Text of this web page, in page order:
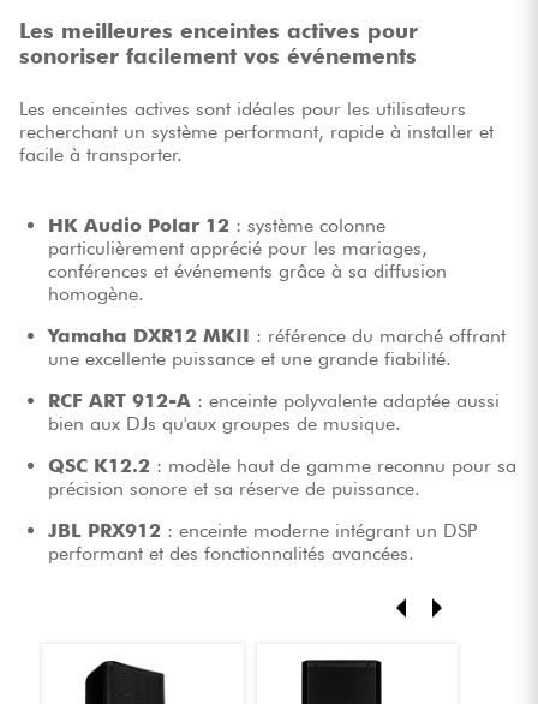
Les meilleures enceintes actives pour
sonoriser facilement vos événements
Les enceintes actives sont idéales pour les utilisateurs
recherchant un système performant, rapide à installer et
facile à transporter.
HK Audio Polar 12 : système colonne
particulièrement apprécié pour les mariages,
conférences et événements grâce à sa diffusion
homogène.
Yamaha DXR12 MKII : référence du marché offrant
une excellente puissance et une grande fiabilité.
RCF ART 912-A : enceinte polyvalente adaptée aussi
bien aux DJs qu'aux groupes de musique.
QSC K12.2 : modèle haut de gamme reconnu pour sa
précision sonore et sa réserve de puissance.
JBL PRX912 : enceinte moderne intégrant un DSP
performant et des fonctionnalités avancées.